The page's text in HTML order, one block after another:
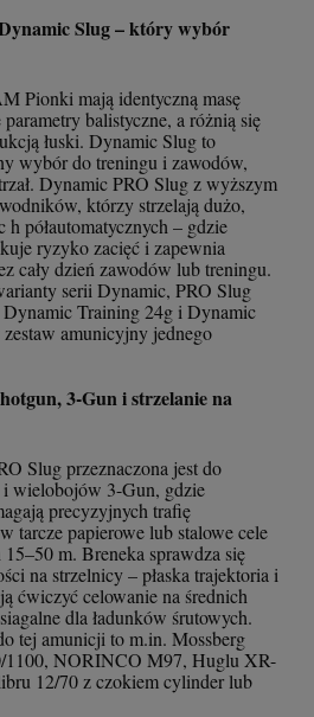
Slug – który wybór
Pionki mają identyczną masę
balistyczne, a różnią się
łuski. Dynamic Slug to
wybór do treningu i zawodów,
Dynamic PRO Slug z wyższym
którzy strzelają dużo,
półautomatycznych – gdzie
ryzyko zacięć i zapewnia
cały dzień zawodów lub treningu.
serii Dynamic, PRO Slug
Dynamic Training 24g i Dynamic
amunicyjny jednego
3-Gun i strzelanie na
Slug przeznaczona jest do
wielobojów 3-Gun, gdzie
precyzyjnych trafię
tarcze papierowe lub stalowe cele
m. Breneka sprawdza się
na strzelnicy – płaska trajektoria i
ćwiczyć celowanie na średnich
dla ładunków śrutowych.
tej amunicji to m.in. Mossberg
1100, NORINCO M97, Huglu XR-
12/70 z czokiem cylinder lub